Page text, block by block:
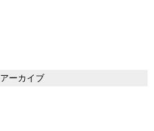
アーカイブ